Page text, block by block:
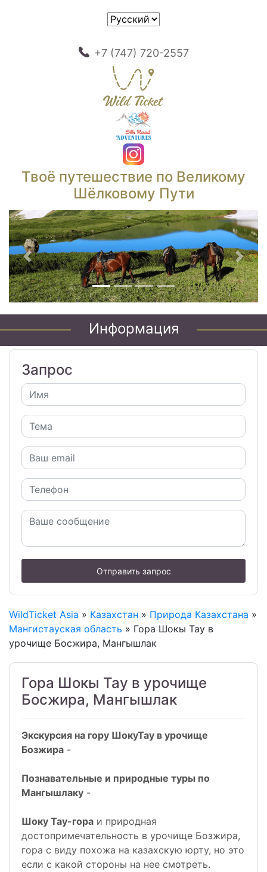
+7 (747) 720-2557
Твоё путешествие по Великому
Шёлковому Пути
Предыдущий
Информация
Запрос
Отправить запрос
WildTicket Asia » Казахстан » Природа Казахстана »
Мангистауская область » Гора Шокы Тау в
урочище Босжира, Мангышлак
Гора Шокы Тау в урочище
Босжира, Мангышлак
Экскурсия на гору ШокуТау в урочище
Бозжира -
Познавательные и природные туры по
Мангышлаку -
Шоку Тау-гора и природная
достопримечательность в урочище Бозжира,
гора с виду похожа на казахскую юрту, но это
если с какой стороны на нее смотреть.